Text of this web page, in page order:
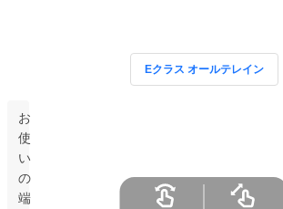
お
使
い
の
端
Eクラス オールテレイン